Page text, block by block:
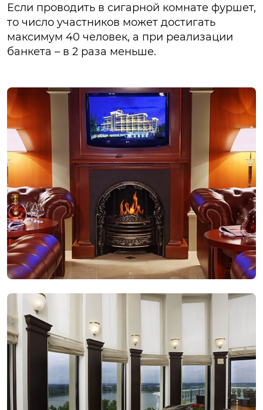
Если проводить в сигарной комнате фуршет,
то число участников может достигать
максимум 40 человек, а при реализации
банкета – в 2 раза меньше.